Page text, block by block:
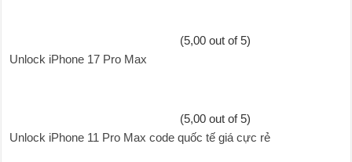
(5,00 out of 5)
Unlock iPhone 17 Pro Max
(5,00 out of 5)
Unlock iPhone 11 Pro Max code quốc tế giá cực rẻ